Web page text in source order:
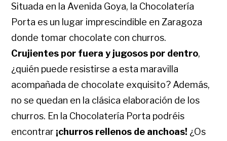
Situada en la Avenida Goya, la Chocolatería
Porta es un lugar imprescindible en Zaragoza
donde tomar chocolate con churros.
Crujientes por fuera y jugosos por dentro,
¿quién puede resistirse a esta maravilla
acompañada de chocolate exquisito? Además,
no se quedan en la clásica elaboración de los
churros. En la Chocolatería Porta podréis
encontrar ¡churros rellenos de anchoas! ¿Os